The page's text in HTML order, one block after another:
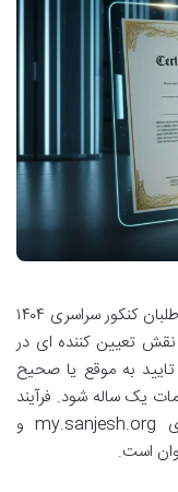
تایید کد سوابق تحصیلی گامی حیاتی برای داوطلبان کنکور سراسری ۱۴۰۴
تعیین کننده ای در
تایید به موقع یا صحیح
یک ساله شود. فرآیند
تایید سوابق تحصیلی از طریق سامانه های my.sanjesh.org و